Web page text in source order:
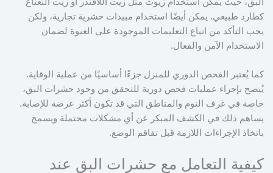
كطارد طبيعي. يمكن أيضًا استخدام مبيدات حشرية تجارية، ولكن
يجب التأكد من اتباع التعليمات الموجودة على العبوة لضمان
الاستخدام الآمن والفعال.
كما يُعتبر الفحص الدوري للمنزل جزءًا أساسيًا من عملية الوقاية.
يُنصح بإجراء عمليات فحص دورية للتحقق من وجود حشرات البق،
خاصة في غرف النوم والمناطق التي قد تكون أكثر عرضة للإصابة.
يساهم ذلك في الكشف المبكر عن أي مشكلات محتملة ويسمح
باتخاذ الإجراءات اللازمة قبل تفاقم الوضع.
كيفية التعامل مع حشرات البق عند